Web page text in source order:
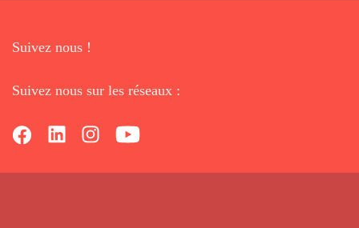
Suivez nous !
Suivez nous sur les réseaux :